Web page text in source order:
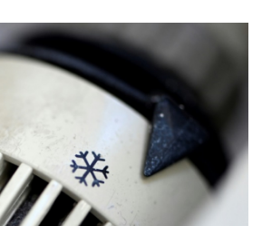
fest - CAF hält zu Infantino
bei Huthi-Angriffen getötet - Regierung
bei Bombenexplosion in Kleinbus nahe
mit Vinicius Jr. bis 2032
und Rösler gewinnen Silber und Bronze
Bombe in Kleinbus nahe Damaskus